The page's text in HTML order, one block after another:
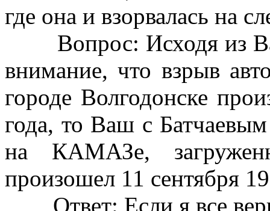
где она и взорвалась на
Вопрос: Исходя из
внимание, что взрыв
городе Волгодонске
года, то Ваш с
на КАМАЗе,
произошел 11 сентября
Ответ: Если я все